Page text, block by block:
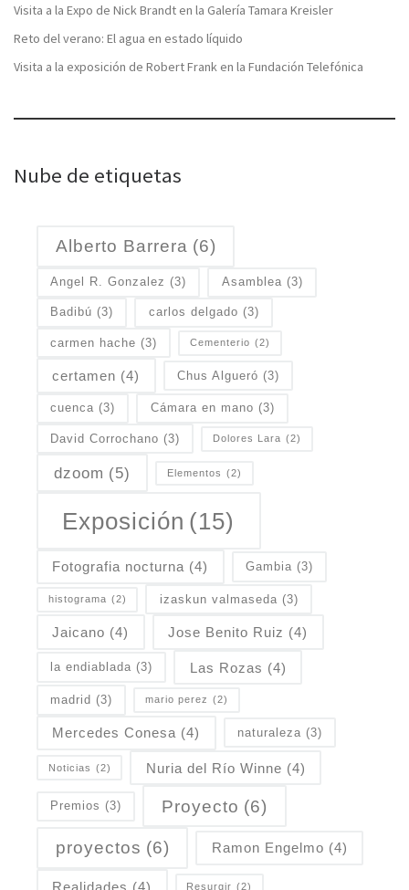
Visita a la Expo de Nick Brandt en la Galería Tamara Kreisler
Reto del verano: El agua en estado líquido
Visita a la exposición de Robert Frank en la Fundación Telefónica
Nube de etiquetas
Alberto Barrera (6)
Angel R. Gonzalez (3) Asamblea (3)
Badibú (3) carlos delgado (3)
carmen hache (3) Cementerio (2)
certamen (4) Chus Algueró (3)
cuenca (3) Cámara en mano (3)
David Corrochano (3) Dolores Lara (2)
dzoom (5) Elementos (2)
Exposición (15)
Fotografia nocturna (4) Gambia (3)
histograma (2) izaskun valmaseda (3)
Jaicano (4) Jose Benito Ruiz (4)
la endiablada (3) Las Rozas (4)
madrid (3) mario perez (2)
Mercedes Conesa (4) naturaleza (3)
Noticias (2) Nuria del Río Winne (4)
Premios (3) Proyecto (6)
proyectos (6) Ramon Engelmo (4)
Realidades (4) Resurgir (2)